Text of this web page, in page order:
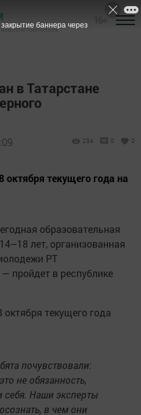
новости Чистополя
в Татарстане
234 0 0
текущего года на
образовательная
лет, организованная
РТ
пройдет в республике
текущего года
почувствовали:
не обязанность,
себя. Наши эксперты
в чем они
баннера через